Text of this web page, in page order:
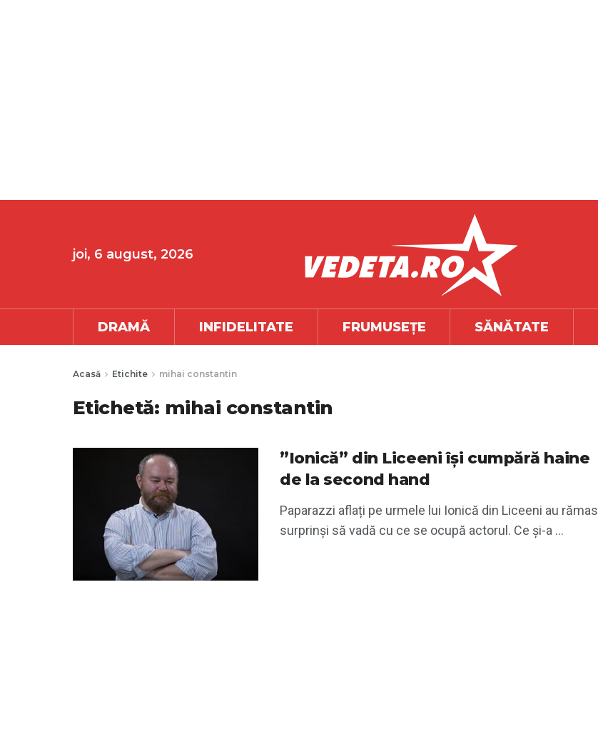
joi, 6 august, 2026
DRAMĂ INFIDELITATE FRUMUSEȚE SĂNĂTATE
Acasă Etichite mihai constantin
Etichetă: mihai constantin
”Ionică” din Liceeni își cumpără haine
de la second hand
Paparazzi aflați pe urmele lui Ionică din Liceeni au rămas
surprinși să vadă cu ce se ocupă actorul. Ce și-a ...